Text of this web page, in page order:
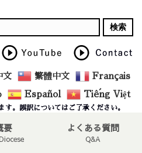
文 繁體中文 Français
Español Tiếng Việt
す。誤訳についてはご了承ください。
要 よくある質問
Q&A